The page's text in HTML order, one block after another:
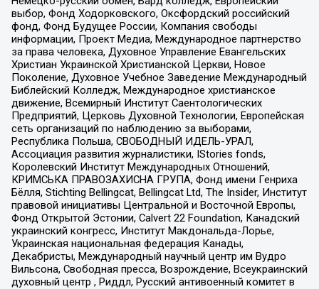
выбор, Фонд Ходорковского, Оксфордский российский
фонд, Фонд Будущее России, Компания свободы
информации, Проект Медиа, Международное партнерство
за права человека, Духовное Управление Евангельских
Христиан Украинской Христианской Церкви, Новое
Поколение, Духовное Учебное Заведение Международный
Библейский Колледж, Международное христианское
движение, Всемирный Институт Саентологических
Предприятий, Церковь Духовной Технологии, Европейская
сеть организаций по наблюдению за выборами,
Республика Польша, СВОБОДНЫЙ ИДЕЛЬ-УРАЛ,
Ассоциация развития журналистики, IStories fonds,
Королевский Институт Международных Отношений,
КРИМСЬКА ПРАВОЗАХИСНА ГРУПА, Фонд имени Генриха
Бёлля, Stichting Bellingcat, Bellingcat Ltd, The Insider, Институт
правовой инициативы Центральной и Восточной Европы,
Фонд Открытой Эстонии, Calvert 22 Foundation, Канадский
украинский конгресс, Институт Макдональда-Лорье,
Украинская национальная федерация Канады,
Декабристы, Международный научный центр им Вудро
Вильсона, Свободная пресса, Возрождение, Всеукраинский
духовный центр , Риддл, Русский антивоенный комитет в